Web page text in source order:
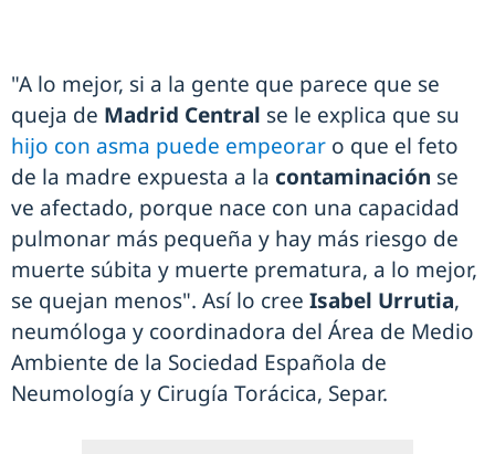
"A lo mejor, si a la gente que parece que se
queja de Madrid Central se le explica que su
hijo con asma puede empeorar o que el feto
de la madre expuesta a la contaminación se
ve afectado, porque nace con una capacidad
pulmonar más pequeña y hay más riesgo de
muerte súbita y muerte prematura, a lo mejor,
se quejan menos". Así lo cree Isabel Urrutia,
neumóloga y coordinadora del Área de Medio
Ambiente de la Sociedad Española de
Neumología y Cirugía Torácica, Separ.